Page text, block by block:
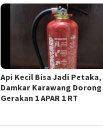
Api Kecil Bisa Jadi Petaka,
Damkar Karawang Dorong
Gerakan 1 APAR 1 RT